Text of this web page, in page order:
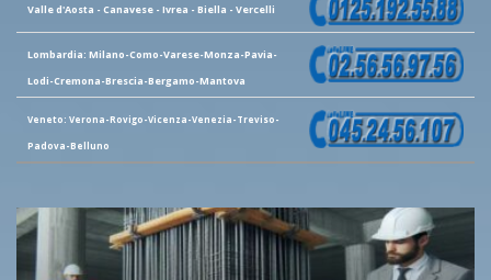
Valle d'Aosta - Canavese - Ivrea - Biella - Vercelli
Lombardia: Milano-Como-Varese-Monza-Pavia-
Lodi-Cremona-Brescia-Bergamo-Mantova
Veneto: Verona-Rovigo-Vicenza-Venezia-Treviso-
Padova-Belluno